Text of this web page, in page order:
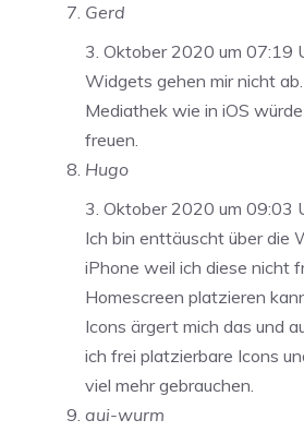
Gerd
3. Oktober 2020 um 07:19
Widgets gehen mir nicht
Mediathek wie in iOS
freuen.
Hugo
3. Oktober 2020 um 09:03
Ich bin enttäuscht über die
iPhone weil ich diese nicht
Homescreen platzieren
Icons ärgert mich das und
ich frei platzierbare Icons
viel mehr gebrauchen.
aui-wurm